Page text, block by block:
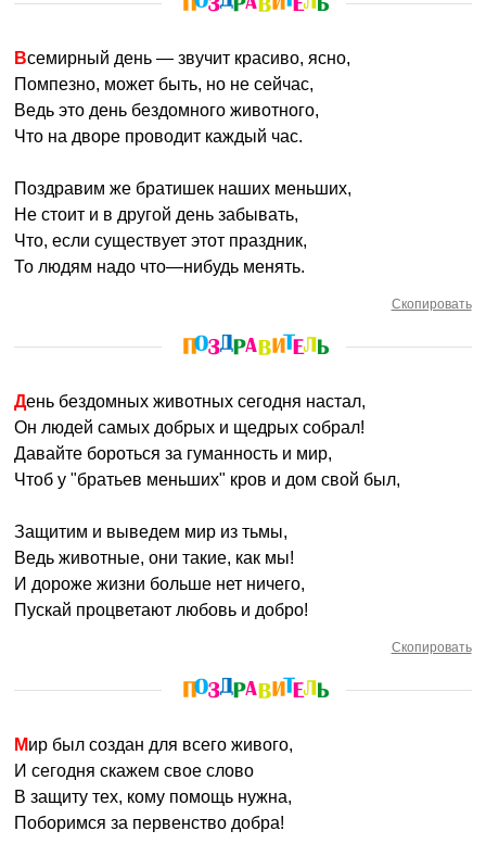
Всемирный день — звучит красиво, ясно,
Помпезно, может быть, но не сейчас,
Ведь это день бездомного животного,
Что на дворе проводит каждый час.
Поздравим же братишек наших меньших,
Не стоит и в другой день забывать,
Что, если существует этот праздник,
То людям надо что—нибудь менять.
Скопировать
День бездомных животных сегодня настал,
Он людей самых добрых и щедрых собрал!
Давайте бороться за гуманность и мир,
Чтоб у "братьев меньших" кров и дом свой был,
Защитим и выведем мир из тьмы,
Ведь животные, они такие, как мы!
И дороже жизни больше нет ничего,
Пускай процветают любовь и добро!
Скопировать
Мир был создан для всего живого,
И сегодня скажем свое слово
В защиту тех, кому помощь нужна,
Поборимся за первенство добра!